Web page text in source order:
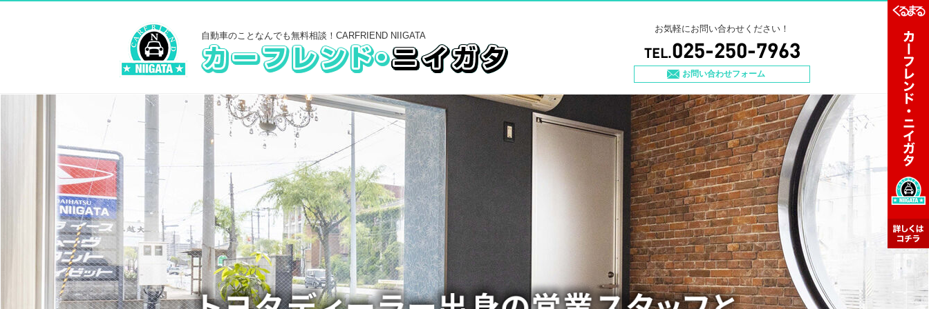
自動車のことなんでも無料相談！CARFRIEND NIIGATA
お気軽にお問い合わせください！
お問い合わせフォーム